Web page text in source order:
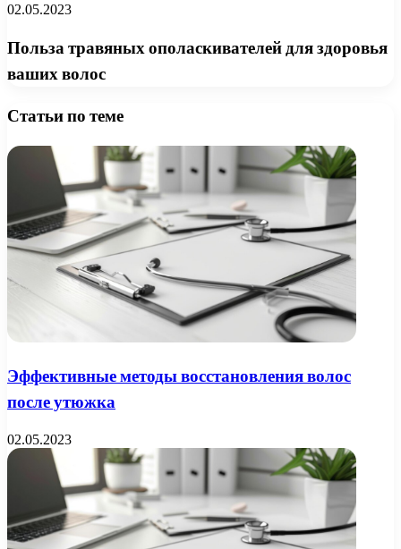
02.05.2023
Польза травяных ополаскивателей для здоровья
ваших волос
Статьи по теме
Эффективные методы восстановления волос
после утюжка
02.05.2023